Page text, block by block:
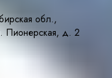
обл.,
Пионерская, д. 2